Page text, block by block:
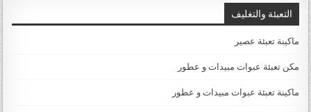
التعبئة والتغليف
ماكينة تعبئة عصير
مكن تعبئة عبوات مبيدات و عطور
ماكينة تعبئة عبوات مبيدات و عطور